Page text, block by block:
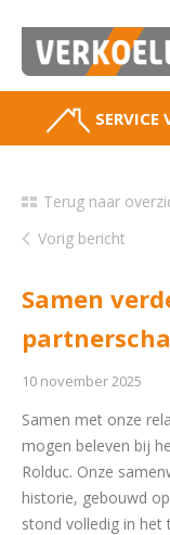
SERVICE
Terug naar
Vorig bericht
Samen
10 november 2025
Samen met onze
mogen beleven bij
Rolduc. Onze
historie, gebouwd
stond volledig in het